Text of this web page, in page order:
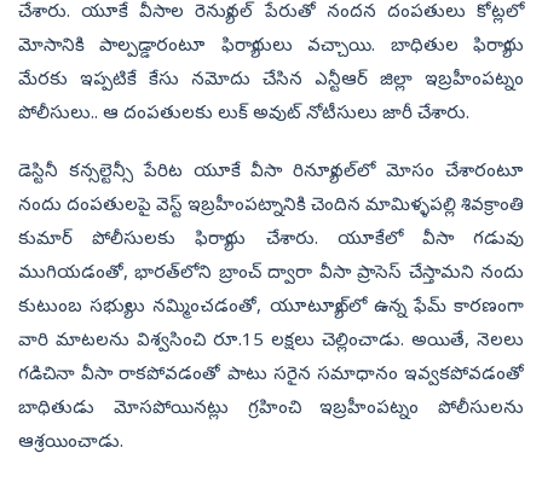
చేశారు. యూకే వీసాల రెన్యువల్ పేరుతో నందన దంపతులు కోట్లలో
మోసానికి పాల్పడ్డారంటూ ఫిర్యాదులు వచ్చాయి. బాధితుల ఫిర్యాదు
మేరకు ఇప్పటికే కేసు నమోదు చేసిన ఎన్టీఆర్ జిల్లా ఇబ్రహీంపట్నం
పోలీసులు.. ఆ దంపతులకు లుక్ అవుట్ నోటీసులు జారీ చేశారు.
డెస్టినీ కన్సల్టెన్సీ పేరిట యూకే వీసా రిన్యూవల్‌లో మోసం చేశారంటూ
నందు దంపతులపై వెస్ట్ ఇబ్రహీంపట్నానికి చెందిన మామిళ్ళపల్లి శివక్రాంతి
కుమార్ పోలీసులకు ఫిర్యాదు చేశారు. యూకేలో వీసా గడువు
ముగియడంతో, భారత్‌లోని బ్రాంచ్ ద్వారా వీసా ప్రాసెస్ చేస్తామని నందు
కుటుంబ సభ్యులు నమ్మించడంతో, యూట్యూబ్‌లో ఉన్న ఫేమ్‌ కారణంగా
వారి మాటలను విశ్వసించి రూ.15 లక్షలు చెల్లించాడు. అయితే, నెలలు
గడిచినా వీసా రాకపోవడంతో పాటు సరైన సమాధానం ఇవ్వకపోవడంతో
బాధితుడు మోసపోయినట్లు గ్రహించి ఇబ్రహీంపట్నం పోలీసులను
ఆశ్రయించాడు.